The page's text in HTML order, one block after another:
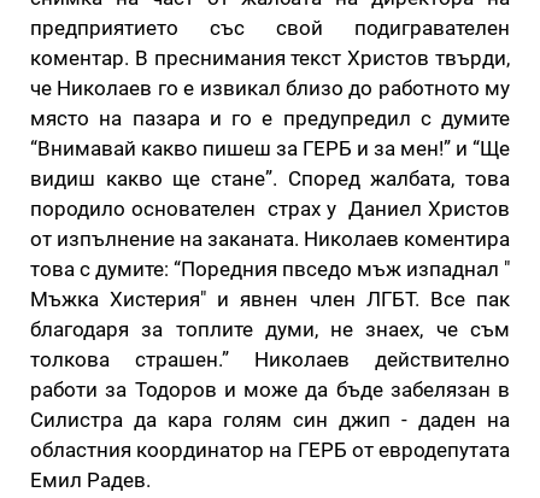
предприятието със свой подигравателен
коментар. В преснимания текст Христов твърди,
че Николаев го е извикал близо до работното му
място на пазара и го е предупредил с думите
“Внимавай какво пишеш за ГЕРБ и за мен!” и “Ще
видиш какво ще стане”. Според жалбата, това
породило основателен страх у Даниел Христов
от изпълнение на заканата. Николаев коментира
това с думите: “Поредния пвседо мъж изпаднал "
Мъжка Хистерия" и явнен член ЛГБТ. Все пак
благодаря за топлите думи, не знаех, че съм
толкова страшен.” Николаев действително
работи за Тодоров и може да бъде забелязан в
Силистра да кара голям син джип - даден на
областния координатор на ГЕРБ от евродепутата
Емил Радев.